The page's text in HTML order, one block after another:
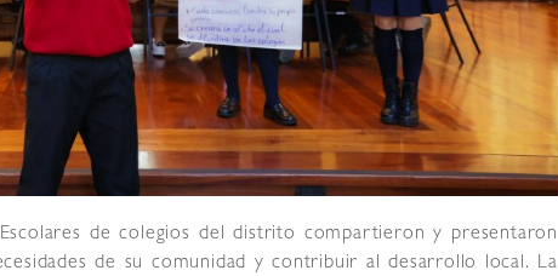
Escolares de colegios del distrito compartieron y presentaron
de su comunidad y contribuir al desarrollo local. La